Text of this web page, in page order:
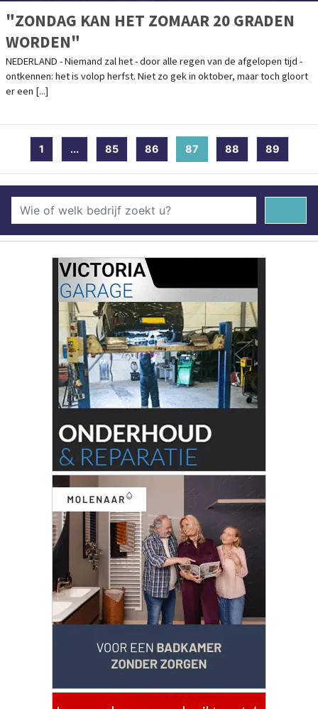
"ZONDAG KAN HET ZOMAAR 20 GRADEN
WORDEN"
NEDERLAND - Niemand zal het - door alle regen van de afgelopen tijd -
ontkennen: het is volop herfst. Niet zo gek in oktober, maar toch gloort
er een [...]
1 ... 85 86 87 (current)
88 89